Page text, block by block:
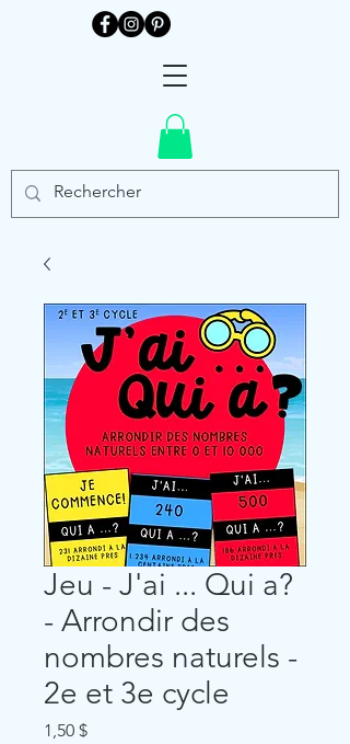
Jeu - J'ai ... Qui a?
- Arrondir des
nombres naturels -
2e et 3e cycle
1,50 $Price